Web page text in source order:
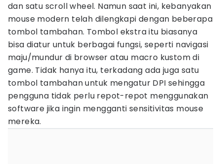
dan satu scroll wheel. Namun saat ini, kebanyakan
mouse modern telah dilengkapi dengan beberapa
tombol tambahan. Tombol ekstra itu biasanya
bisa diatur untuk berbagai fungsi, seperti navigasi
maju/mundur di browser atau macro kustom di
game. Tidak hanya itu, terkadang ada juga satu
tombol tambahan untuk mengatur DPI sehingga
pengguna tidak perlu repot-repot menggunakan
software jika ingin mengganti sensitivitas mouse
mereka.